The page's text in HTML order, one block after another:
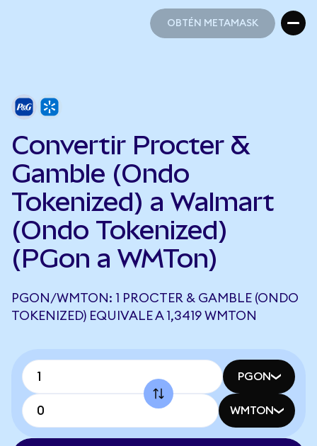
OBTÉN METAMASK
Convertir Procter &
Gamble (Ondo
Tokenized) a Walmart
(Ondo Tokenized)
(PGon a WMTon)
PGON/WMTON: 1 PROCTER & GAMBLE (ONDO
TOKENIZED) EQUIVALE A 1,3419 WMTON
PGON
WMTON